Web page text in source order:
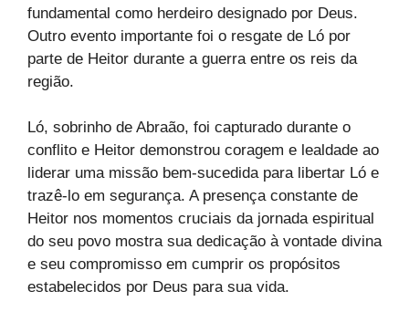
fundamental como herdeiro designado por Deus.
Outro evento importante foi o resgate de Ló por
parte de Heitor durante a guerra entre os reis da
região.
Ló, sobrinho de Abraão, foi capturado durante o
conflito e Heitor demonstrou coragem e lealdade ao
liderar uma missão bem-sucedida para libertar Ló e
trazê-lo em segurança. A presença constante de
Heitor nos momentos cruciais da jornada espiritual
do seu povo mostra sua dedicação à vontade divina
e seu compromisso em cumprir os propósitos
estabelecidos por Deus para sua vida.